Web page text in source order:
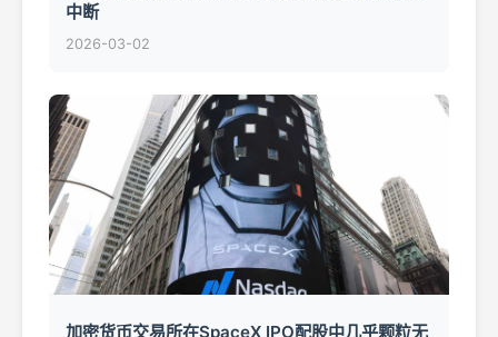
中断
2026-03-02
加密货币交易所在SpaceX IPO配股中几乎颗粒无